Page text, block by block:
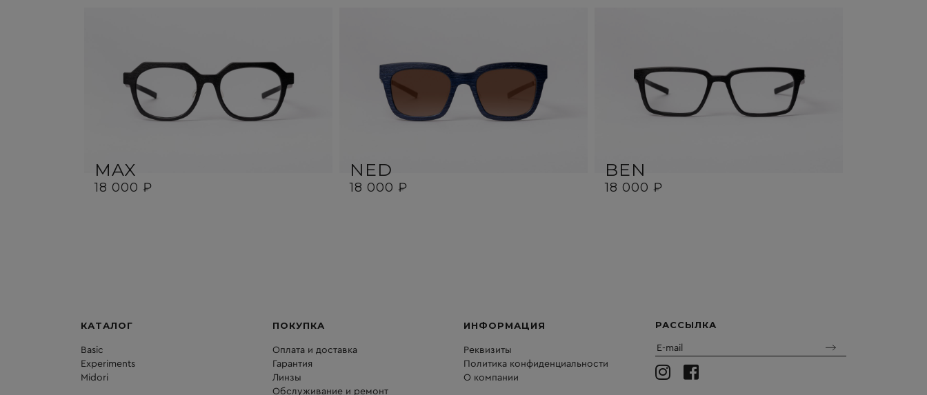
MAX
18 000 ₽
NED
18 000 ₽
BEN
18 000 ₽
КАТАЛОГ
Basic
Experiments
Midori
ПОКУПКА
Оплата и доставка
Гарантия
Линзы
Обслуживание и ремонт
ИНФОРМАЦИЯ
Реквизиты
Политика конфиденциальности
О компании
РАССЫЛКА